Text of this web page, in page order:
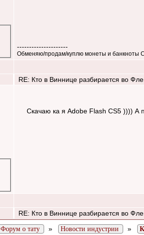
---------------------
Обменяю/продам/куплю монеты и банкноты
RE: Кто в Виннице разбирается во
Скачаю ка я Adobe Flash CS5 )))) А
RE: Кто в Виннице разбирается во
Форум о тату » Новости индустрии »